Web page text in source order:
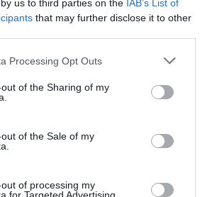
us to third parties on the IAB’s List of
that may further disclose it to other
Processing Opt Outs
of the Sharing of my
of the Sale of my
of processing my
destina Movistar+ es el baloncesto,
la renovación con la ACB hasta
audiovisual como en patrocinio
recibirá 8 millones de euros